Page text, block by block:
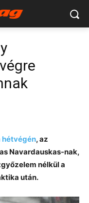
hétvégén, az
Navardauskas-nak,
nélkül a
után.